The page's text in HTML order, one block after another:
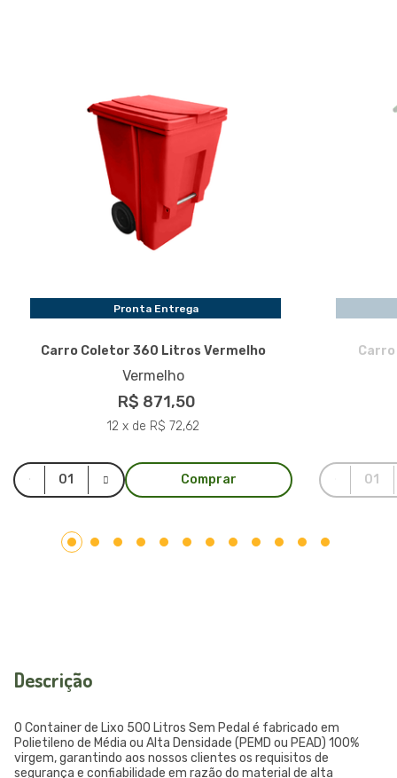
Pronta Entrega
Carro Coletor 360 Litros Vermelho
Vermelho
R$ 871,50
12 x de R$ 72,62
Comprar
Descrição
O Container de Lixo 500 Litros Sem Pedal é fabricado em
Polietileno de Média ou Alta Densidade (PEMD ou PEAD) 100%
virgem, garantindo aos nossos clientes os requisitos de
segurança e confiabilidade em razão do material de alta